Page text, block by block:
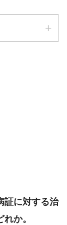
証に対する治
か。